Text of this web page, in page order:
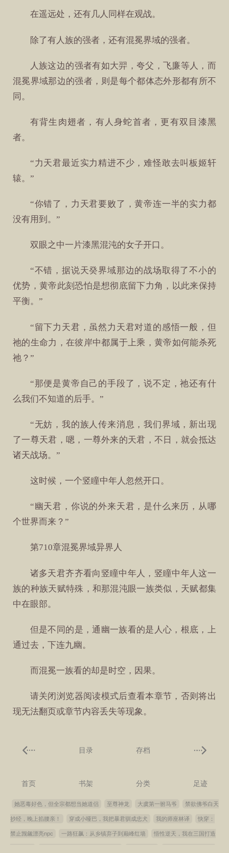
在遥远处，还有几人同样在观战。
除了有人族的强者，还有混冕界域的强者。
人族这边的强者有如大羿，夸父，飞廉等人，而
混冕界域那边的强者，则是每个都体态外形都有所不
同。
有背生肉翅者，有人身蛇首者，更有双目漆黑
者。
“力天君最近实力精进不少，难怪敢去叫板姬轩
辕。”
“你错了，力天君要败了，黄帝连一半的实力都
没有用到。”
双眼之中一片漆黑混沌的女子开口。
“不错，据说天癸界域那边的战场取得了不小的
优势，黄帝此刻恐怕是想彻底留下力角，以此来保持
平衡。”
“留下力天君，虽然力天君对道的感悟一般，但
祂的生命力，在彼岸中都属于上乘，黄帝如何能杀死
祂？”
“那便是黄帝自己的手段了，说不定，祂还有什
么我们不知道的后手。”
“无妨，我的族人传来消息，我们界域，新出现
了一尊天君，嗯，一尊外来的天君，不日，就会抵达
诸天战场。”
这时候，一个竖瞳中年人忽然开口。
“幽天君，你说的外来天君，是什么来历，从哪
个世界而来？”
第710章混冕界域异界人
诸多天君齐齐看向竖瞳中年人，竖瞳中年人这一
族的种族天赋特殊，和那混沌眼一族类似，天赋都集
中在眼部。
但是不同的是，通幽一族看的是人心，根底，上
通过去，下连九幽。
而混冕一族看的却是时空，因果。
请关闭浏览器阅读模式后查看本章节，否则将出
现无法翻页或章节内容丢失等现象。
目录 存档
首页 书架 分类 足迹
她恶毒好色，但全宗都想当她道侣 至尊神龙 大虞第一驸马爷 禁欲佛爷白天
抄经，晚上掐腰亲！ 穿成小哑巴，我把暴君驯成忠犬 我的师座林译 快穿：
禁止觊觎漂亮npc 一路狂飙：从乡镇弃子到巅峰红墙 悟性逆天，我在三国打造